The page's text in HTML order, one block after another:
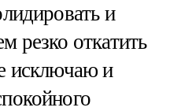
и
резко откатить
исключаю и